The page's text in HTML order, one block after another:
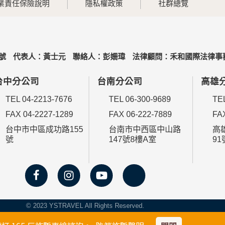
責任保險說明 隱私權政策 社群總覽
代表人：黃士元 聯絡人：彭姍瑋 法律顧問：禾和國際法律
中分公司
TEL 04-2213-7676
FAX 04-2227-1289
台中市中區成功路155
號
台南分公司
TEL 06-300-9689
FAX 06-222-7889
台南市中西區中山路
147號8樓A室
高雄
高
91
© 2023 YSTRAVEL All Rights Reserved.